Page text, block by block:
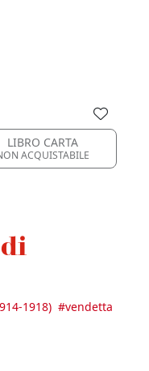
LIBRO CARTA
NON ACQUISTABILE
1918) #vendetta